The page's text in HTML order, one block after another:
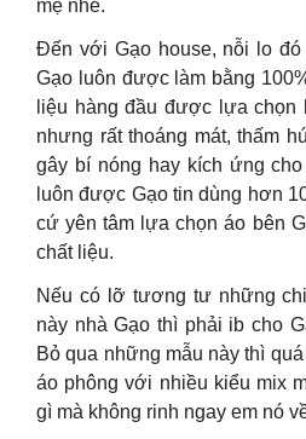
mẹ nhé.
Đến với Gạo house, nỗi lo
Gạo luôn được làm bằng
liệu hàng đầu được lựa chọn
nhưng rất thoáng mát, thấm
gây bí nóng hay kích ứng
luôn được Gạo tin dùng hơn
cứ yên tâm lựa chọn áo bên
chất liệu.
Nếu có lỡ tương tư những
này nhà Gạo thì phải ib cho
Bỏ qua những mẫu này thì
áo phông với nhiều kiểu mix
gì mà không rinh ngay em nó